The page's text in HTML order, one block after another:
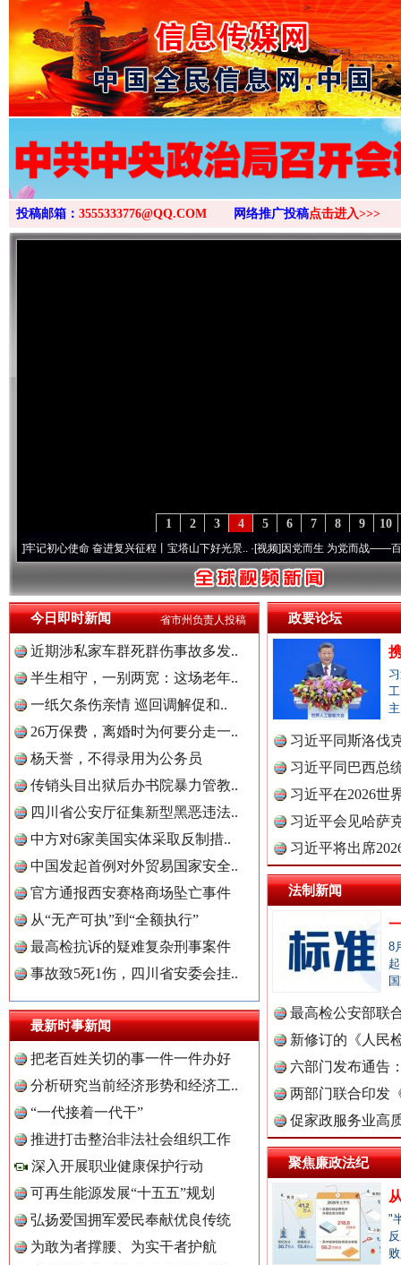
>
投稿邮箱： 3555333776@QQ.COM 网络推广投稿点击进入>>>
10
9
8
7
6
5
4
3
2
1
使命 奋进复兴征程丨宝塔山下好光景..·[视频]因党而生 为党而战——百年“纪”事⑧
今日即时新闻
近期涉私家车群死群伤事故多发..
半生相守，一别两宽：这场老年..
一纸欠条伤亲情 巡回调解促和..
26万保费，离婚时为何要分走一..
杨天誉，不得录用为公务员
传销头目出狱后办书院暴力管教..
四川省公安厅征集新型黑恶违法..
中方对6家美国实体采取反制措..
中国发起首例对外贸易国家安全..
官方通报西安赛格商场坠亡事件
从“无产可执”到“全额执行”
最高检抗诉的疑难复杂刑事案件
事故致5死1伤，四川省安委会挂..
最新时事新闻
把老百姓关切的事一件一件办好
分析研究当前经济形势和经济工..
“一代接着一代干”
推进打击整治非法社会组织工作
深入开展职业健康保护行动
可再生能源发展“十五五”规划
弘扬爱国拥军爱民奉献优良传统
为敢为者撑腰、为实干者护航
省市州负责人投稿 政要论坛
习近平同斯洛伐
习近平同巴西总
习近平在2026世
理高级..
习近平会见哈萨
习近平将出席
球治理..
法制新闻
8
最高检公安部联
周岁未..
新修订的《人民
布
六部门发布通告
两部门联合印发
定》
促家政服务业高
聚焦廉政法纪
"
中国全民新闻网.
中国公众新闻网.
全民健
世界屋脊 天路回响 永